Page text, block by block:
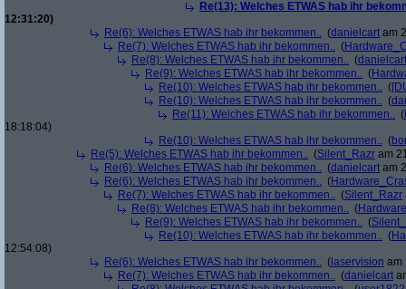
Re(13): Welches ETWAS hab ihr
12:31:20)
Re(6): Welches ETWAS hab ihr bekommen.. (danielcart am
Re(7): Welches ETWAS hab ihr bekommen.. (
Re(8): Welches ETWAS hab ihr bekommen.. (danielcart
Re(9): Welches ETWAS hab ihr bekommen.. (
Re(10): Welches ETWAS hab ihr bekommen.. (
Re(10): Welches ETWAS hab ihr bekommen.. (
Re(11): Welches ETWAS hab ihr bekommen.. (
18:18:04)
Re(10): Welches ETWAS hab ihr bekommen.. (
Re(5): Welches ETWAS hab ihr bekommen.. (Silent_Razr am
Re(6): Welches ETWAS hab ihr bekommen.. (danielcart am
Re(6): Welches ETWAS hab ihr bekommen.. (
Re(7): Welches ETWAS hab ihr bekommen.. (Silent_Razr
Re(8): Welches ETWAS hab ihr bekommen.. (
Re(9): Welches ETWAS hab ihr bekommen.. (
Re(10): Welches ETWAS hab ihr bekommen.. (
12:54:08)
Re(6): Welches ETWAS hab ihr bekommen.. ( laservision am
Re(7): Welches ETWAS hab ihr bekommen.. (danielcart